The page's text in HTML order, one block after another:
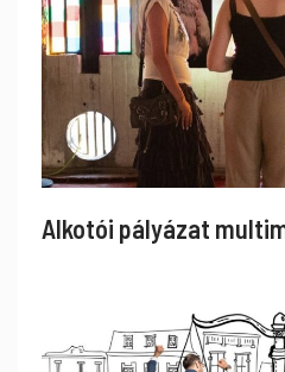
Alkotói pályázat